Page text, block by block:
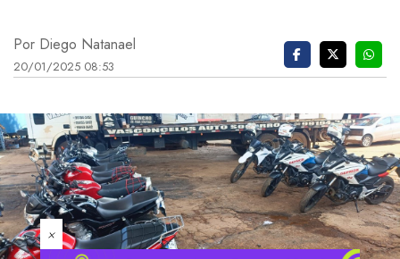
Por Diego Natanael
20/01/2025 08:53
×